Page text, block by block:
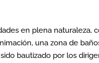
en plena naturaleza,
una zona de
bautizado por los